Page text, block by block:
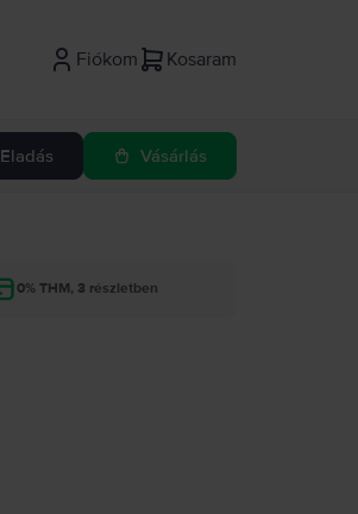
Fiókom Kosaram
Eladás Vásárlás
0% THM, 3 részletben